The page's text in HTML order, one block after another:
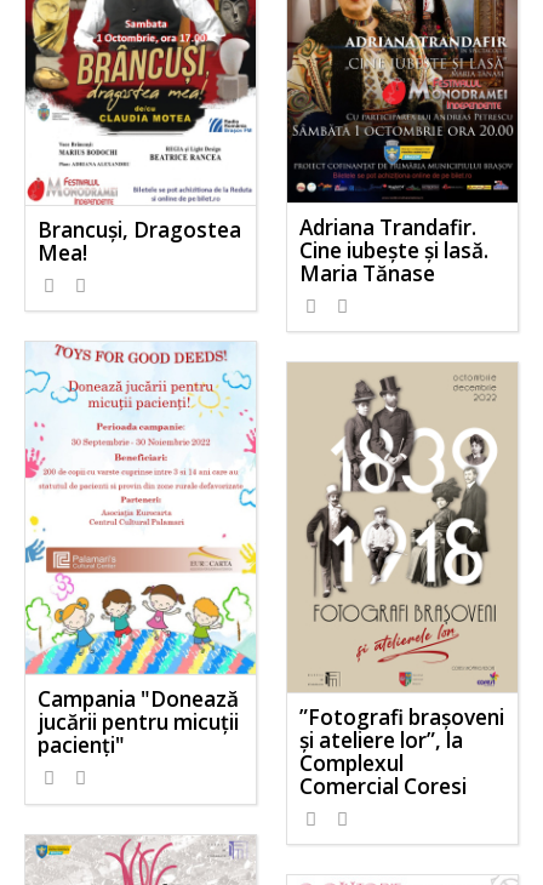
Brancuși, Dragostea
Mea!
Adriana Trandafir.
Cine iubește și lasă.
Maria Tănase
Campania "Donează
jucării pentru micuții
pacienți"
”Fotografi brașoveni
și ateliere lor”, la
Complexul
Comercial Coresi